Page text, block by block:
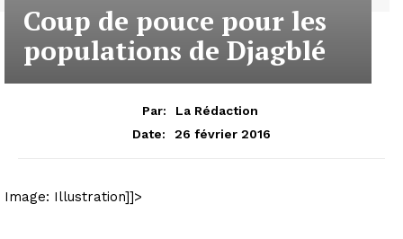
Coup de pouce pour les
populations de Djagblé
Par:
La Rédaction
Date:
26 février 2016
Image: Illustration]]>